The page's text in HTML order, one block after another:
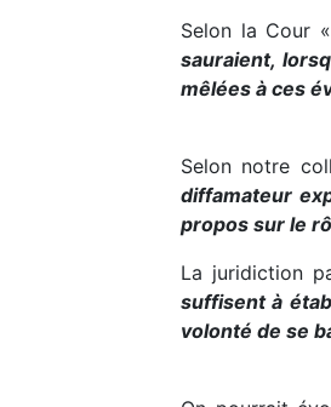
Selon la Cour
sauraient,
mêlées à ces
Selon notre
diffamateur
propos sur le
La juridiction
suffisent à
volonté de se